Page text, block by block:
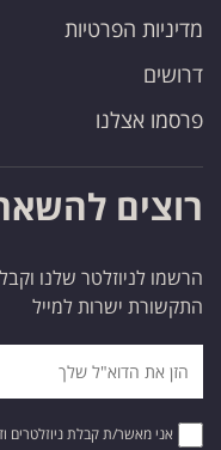
מדיניות הפרטיות
דרושים
פרסמו אצלנו
רוצים
הרשמו לניוזלטר שלנו
התקשורת ישרות למייל
אני מאשר/ת קבלת ניוזלטרים